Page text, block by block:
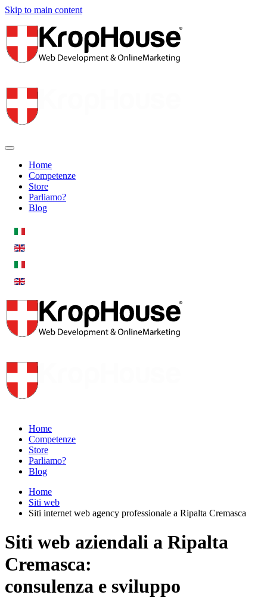
Skip to main content
Home
Competenze
Store
Parliamo?
Blog
Home
Competenze
Store
Parliamo?
Blog
Home
Siti web
Siti internet web agency professionale a Ripalta Cremasca
Siti web aziendali a Ripalta
Cremasca:
consulenza e sviluppo